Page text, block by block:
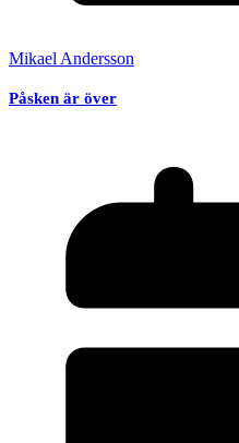
Mikael Andersson
Påsken är över